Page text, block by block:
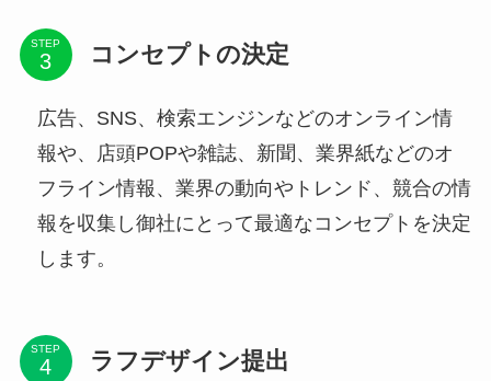
STEP コンセプトの決定
広告、SNS、検索エンジンなどのオンライン情
報や、店頭POPや雑誌、新聞、業界紙などのオ
フライン情報、業界の動向やトレンド、競合の情
報を収集し御社にとって最適なコンセプトを決定
します。
STEP ラフデザイン提出